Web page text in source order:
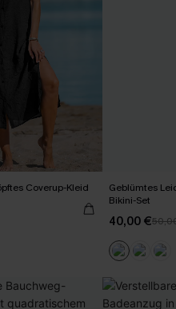
Coverup-Kleid
Geblümtes
Bikini-Set
40,00 €